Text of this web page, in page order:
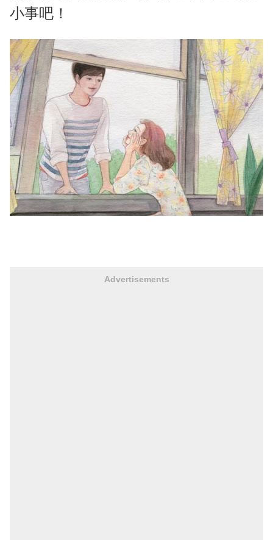
小事吧！
Advertisements